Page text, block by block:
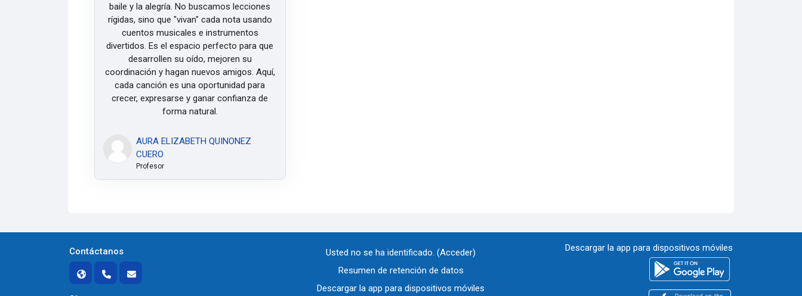
baile y la alegría. No buscamos lecciones
rígidas, sino que "vivan" cada nota usando
cuentos musicales e instrumentos
divertidos. Es el espacio perfecto para que
desarrollen su oído, mejoren su
coordinación y hagan nuevos amigos. Aquí,
cada canción es una oportunidad para
crecer, expresarse y ganar confianza de
forma natural.
AURA ELIZABETH QUINONEZ
CUERO
Profesor
Contáctanos Usted no se ha identificado. (Acceder)
Resumen de retención de datos
Descargar la app para dispositivos móviles
Descargar la app para dispositivos móviles